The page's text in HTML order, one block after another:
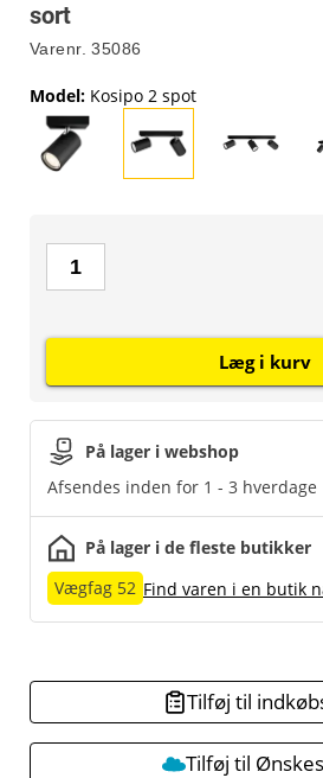
sort
Varenr. 35086
Model: Kosipo 2 spot
På lager i webshop
Afsendes inden for 1 - 3 hverdage
På lager i de fleste butikker
Vægfag 52 Find varen i en butik
Læg i kurv
Tilføj til
Tilføj til